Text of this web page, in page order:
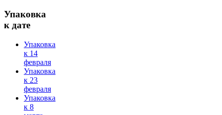
Упаковка
к дате
Упаковка
к 14
февраля
Упаковка
к 23
февраля
Упаковка
к 8